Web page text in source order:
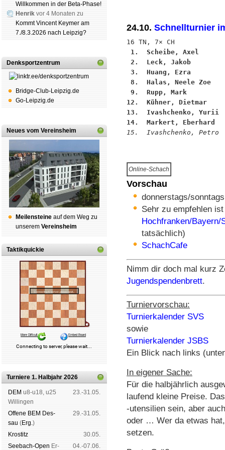
Willkommen in der Beta-Phase!
Henrik vor 4 Monaten zu
Kommt Vincent Keymer am
7./8.3.2026 nach Leipzig?
Denksportzentrum
Bridge-Club-Leipzig.de
Go-Leipzig.de
Neues vom Vereinsheim
Mei­len­stei­ne auf dem Weg zu
un­se­rem Ver­eins­heim
Taktikquickie
Turniere 1. Halbjahr 2026
DEM u8-u18, u25
Wil­lin­gen
23.-31.05.
Offene BEM Des­
sau (Erg.)
29.-31.05.
Kros­titz
30.05.
See­bach-Open Er­ 04.-07.06.
24.10. Schnellturnier
1.  Scheibe, Axel
2.  Leck, Jakob
3.  Huang, Ezra
8.  Halas, Neele Zoe
9.  Rupp, Mark
12.  Kühner, Dietmar
13.  Ivashchenko, Yurii
14.  Markert, Eberhard
15.  Ivashchenko,
Online-Schach
Vorschau
donnerstags/
Sehr zu empfehlen
Hochfranken/Bayern/
tatsächlich)
SchachCafe
Nimm dir doch mal kurz
Jugendspendenbrett.
Turniervorschau:
Turnierkalender SVS
sowie
Turnierkalender JSBS
Ein Blick nach links
In eigener Sache:
Für die halbjährlich
laufend kleine Preise.
-utensilien sein, aber
oder … Wer da etwas
setzen.